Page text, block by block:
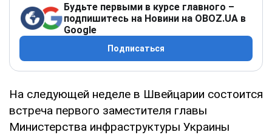
Будьте первыми в курсе главного –
подпишитесь на Новини на OBOZ.UA в
Google
Подписаться
На следующей неделе в Швейцарии состоится
встреча первого заместителя главы
Министерства инфраструктуры Украины